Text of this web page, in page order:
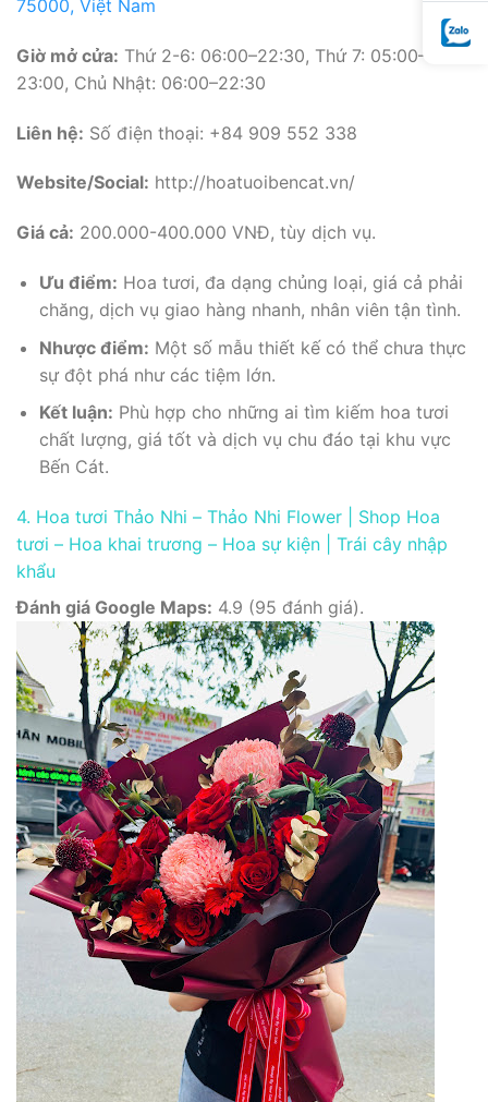
75000, Việt Nam
Giờ mở cửa: Thứ 2-6: 06:00–22:30, Thứ 7: 05:00–
23:00, Chủ Nhật: 06:00–22:30
Liên hệ: Số điện thoại: +84 909 552 338
Website/Social: http://hoatuoibencat.vn/
Giá cả: 200.000-400.000 VNĐ, tùy dịch vụ.
Ưu điểm: Hoa tươi, đa dạng chủng loại, giá cả phải
chăng, dịch vụ giao hàng nhanh, nhân viên tận tình.
Nhược điểm: Một số mẫu thiết kế có thể chưa thực
sự đột phá như các tiệm lớn.
Kết luận: Phù hợp cho những ai tìm kiếm hoa tươi
chất lượng, giá tốt và dịch vụ chu đáo tại khu vực
Bến Cát.
4. Hoa tươi Thảo Nhi – Thảo Nhi Flower | Shop Hoa
tươi – Hoa khai trương – Hoa sự kiện | Trái cây nhập
khẩu
Đánh giá Google Maps: 4.9 (95 đánh giá).